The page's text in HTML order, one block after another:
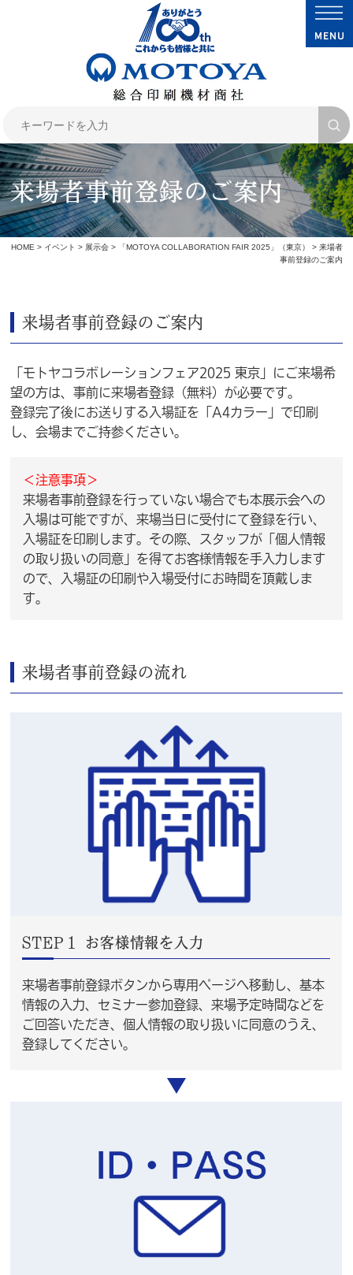
来場者事前登録のご案内
HOME> イベント > 展示会> 「MOTOYA COLLABORATION FAIR 2025」（東京）
> 来場者
事前登録のご案内
来場者事前登録のご案内
「モトヤコラボレーションフェア2025 東京」にご来場希
望の方は、事前に来場者登録（無料）が必要です。
登録完了後にお送りする入場証を「A4カラー」で印刷
し、会場までご持参ください。
＜注意事項＞
来場者事前登録を行っていない場合でも本展示会への
入場は可能ですが、来場当日に受付にて登録を行い、
入場証を印刷します。その際、スタッフが「個人情報
の取り扱いの同意」を得てお客様情報を手入力します
ので、入場証の印刷や入場受付にお時間を頂戴しま
す。
来場者事前登録の流れ
STEP１ お客様情報を入力
来場者事前登録ボタンから専用ページへ移動し、基本
情報の入力、セミナー参加登録、来場予定時間などを
ご回答いただき、個人情報の取り扱いに同意のうえ、
登録してください。